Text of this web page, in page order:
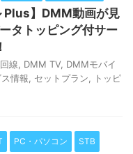
Plus】DMM動画が見
タトッピング付サー
線 DMM TV, DMMモバイ
情報 セットプラン
トッピ
PC・パソコン STB